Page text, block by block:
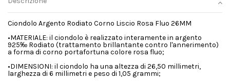
Ciondolo Argento Rodiato Corno Liscio Rosa Fluo 26MM
•MATERIALE: il ciondolo è realizzato interamente in argento
925‰ Rodiato (trattamento brillantante contro l'annerimento)
a forma di corno portafortuna colore rosa fluo;
•DIMENSIONI: il ciondolo ha una altezza di 26,50 millimetri,
larghezza di 6 millimetri e peso di 1,05 grammi;